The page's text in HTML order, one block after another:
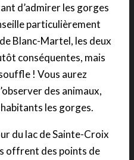
d’admirer les gorges
particulièrement
Blanc-Martel, les deux
conséquentes, mais
! Vous aurez
des animaux,
les gorges.
du lac de Sainte-Croix
offrent des points de